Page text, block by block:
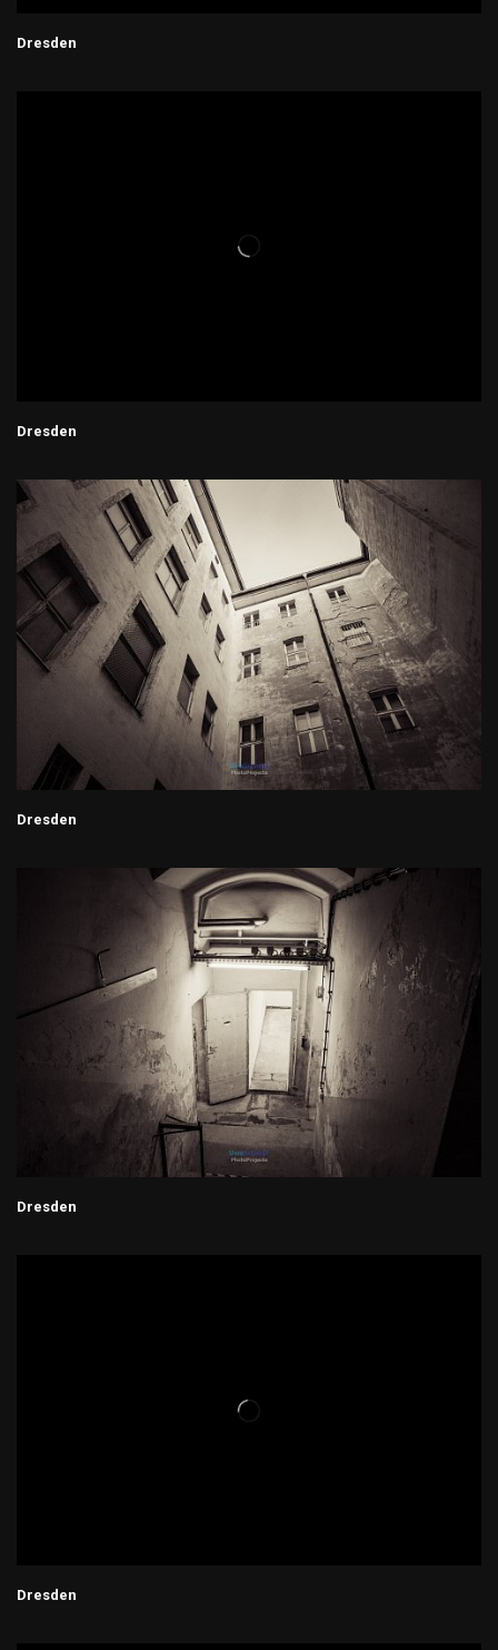
Dresden
Dresden
Dresden
Dresden
Dresden